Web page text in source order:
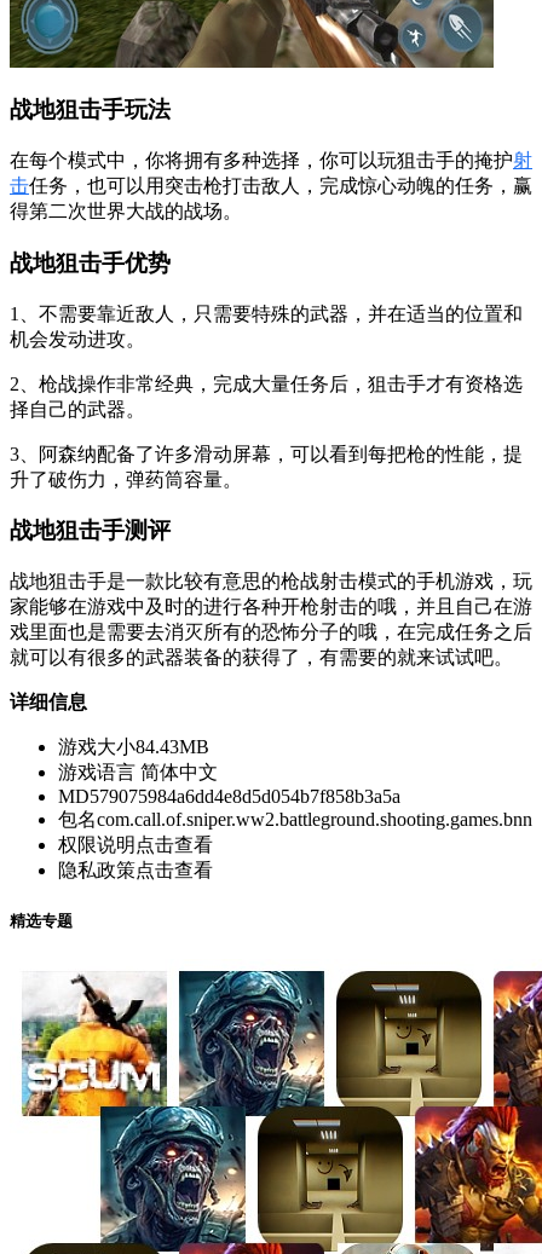
战地狙击手玩法
在每个模式中，你将拥有多种选择，你可以玩狙击手的掩护射
击任务，也可以用突击枪打击敌人，完成惊心动魄的任务，赢
得第二次世界大战的战场。
战地狙击手优势
1、不需要靠近敌人，只需要特殊的武器，并在适当的位置和
机会发动进攻。
2、枪战操作非常经典，完成大量任务后，狙击手才有资格选
择自己的武器。
3、阿森纳配备了许多滑动屏幕，可以看到每把枪的性能，提
升了破伤力，弹药筒容量。
战地狙击手测评
战地狙击手是一款比较有意思的枪战射击模式的手机游戏，玩
家能够在游戏中及时的进行各种开枪射击的哦，并且自己在游
戏里面也是需要去消灭所有的恐怖分子的哦，在完成任务之后
就可以有很多的武器装备的获得了，有需要的就来试试吧。
详细信息
游戏大小84.43MB
游戏语言 简体中文
MD579075984a6dd4e8d5d054b7f858b3a5a
包名com.call.of.sniper.ww2.battleground.shooting.games.bnn
权限说明 点击查看
隐私政策点击查看
精选专题